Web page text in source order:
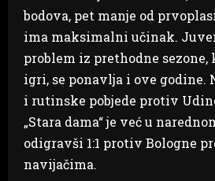
bodova, pet manje od
ima maksimalni učinak.
problem iz prethodne
igri, se ponavlja i ove godine.
i rutinske pobjede protiv
„Stara dama“ je već u
odigravši 1:1 protiv Bologne
navijačima.